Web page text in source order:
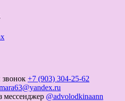
+7 (903) 304-25-62
мессенджер @advolodkinaann